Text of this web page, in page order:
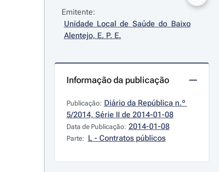
Emitente:
Unidade Local de Saúde do Baixo
Alentejo, E. P. E.
Informação da publicação
Publicação: Diário da República n.º
5/2014, Série II de 2014-01-08
Data de Publicação: 2014-01-08
Parte: L - Contratos públicos